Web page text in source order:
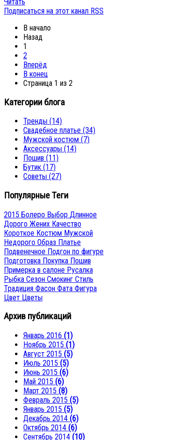
Подписаться на этот канал RSS
В начало
Назад
1
2
Вперёд
В конец
Страница 1 из 2
Категории блога
Тренды (14)
Свадебное платье (34)
Мужской костюм (7)
Аксессуары (14)
Пошив (11)
Бутик (17)
Советы (27)
Популярные Теги
2015 Болеро Выбор Длинное
Дорого Жених Качество
Короткое Костюм Мужской
Недорого Образ Платье
Подвенечное Подгон по фигуре
Подготовка Покупка Пошив
Примерка в салоне Русалка
Рыбка Сезон Смокинг Стиль
Традиция Фасон Фата Фигура
Цвет Цветы
Архив публикаций
Январь 2016 (1)
Ноябрь 2015 (1)
Август 2015 (5)
Июль 2015 (5)
Июнь 2015 (6)
Май 2015 (6)
Март 2015 (8)
Февраль 2015 (5)
Январь 2015 (5)
Декабрь 2014 (6)
Октябрь 2014 (6)
Сентябрь 2014 (10)